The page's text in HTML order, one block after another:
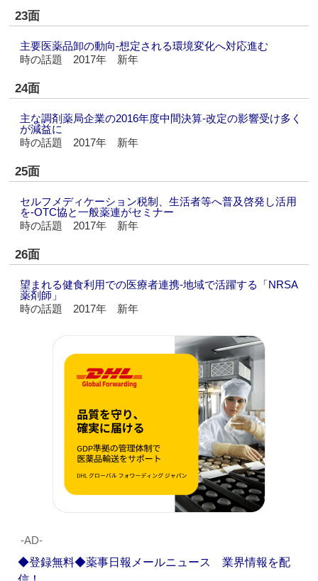
23面
主要医薬品卸の動向‐想定される環境変化へ対応進む
時の話題 2017年 新年
24面
主な調剤薬局企業の2016年度中間決算‐改定の影響受け多く
が減益に
時の話題 2017年 新年
25面
セルフメディケーション税制、生活者等へ普及啓発し活用
を‐OTC協と一般薬連がセミナー
時の話題 2017年 新年
26面
望まれる健食利用での医療者連携‐地域で活躍する「NRSA
薬剤師」
時の話題 2017年 新年
‐AD‐
◆登録無料◆薬事日報メールニュース 業界情報を配